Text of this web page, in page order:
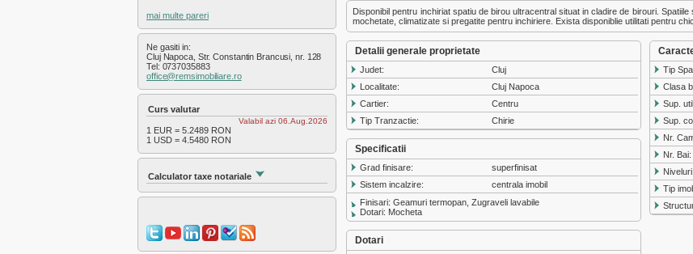
Sannicoara
Sopor
Zorilor
mai multe pareri
Ne gasiti in:
Cluj Napoca, Str. Constantin Brancusi, nr. 128
Tel: 0737035883
office@remsimobiliare.ro
Curs valutar
Valabil azi 06.Aug.2026
1 EUR = 5.2489 RON
1 USD = 4.5480 RON
Calculator taxe notariale
Disponibil pentru inchiriat spatiu de birou ultracentral situat in cladire de birouri.
mochetate, climatizate si pregatite pentru inchiriere. Exista disponiblie utilitati pentru
Detalii generale proprietate
Judet:
Cluj
Localitate:
Cluj Napoca
Cartier:
Centru
Tip Tranzactie:
Chirie
Specificatii
Grad finisare:
superfinisat
Sistem incalzire:
centrala imobil
Finisari: Geamuri termopan, Zugraveli lavabile
Dotari: Mocheta
Dotari
Tip
Clasa
Sup.
Sup.
Nr.
Nr. Bai:
Niveluri:
Tip